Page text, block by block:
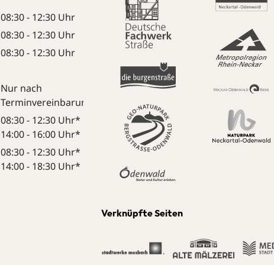
08:30 - 12:30 Uhr
08:30 - 12:30 Uhr
08:30 - 12:30 Uhr
Nur nach
Terminvereinbarung:
08:30 - 12:30 Uhr*
14:00 - 16:00 Uhr*
08:30 - 12:30 Uhr*
14:00 - 18:30 Uhr*
Verknüpfte Seiten